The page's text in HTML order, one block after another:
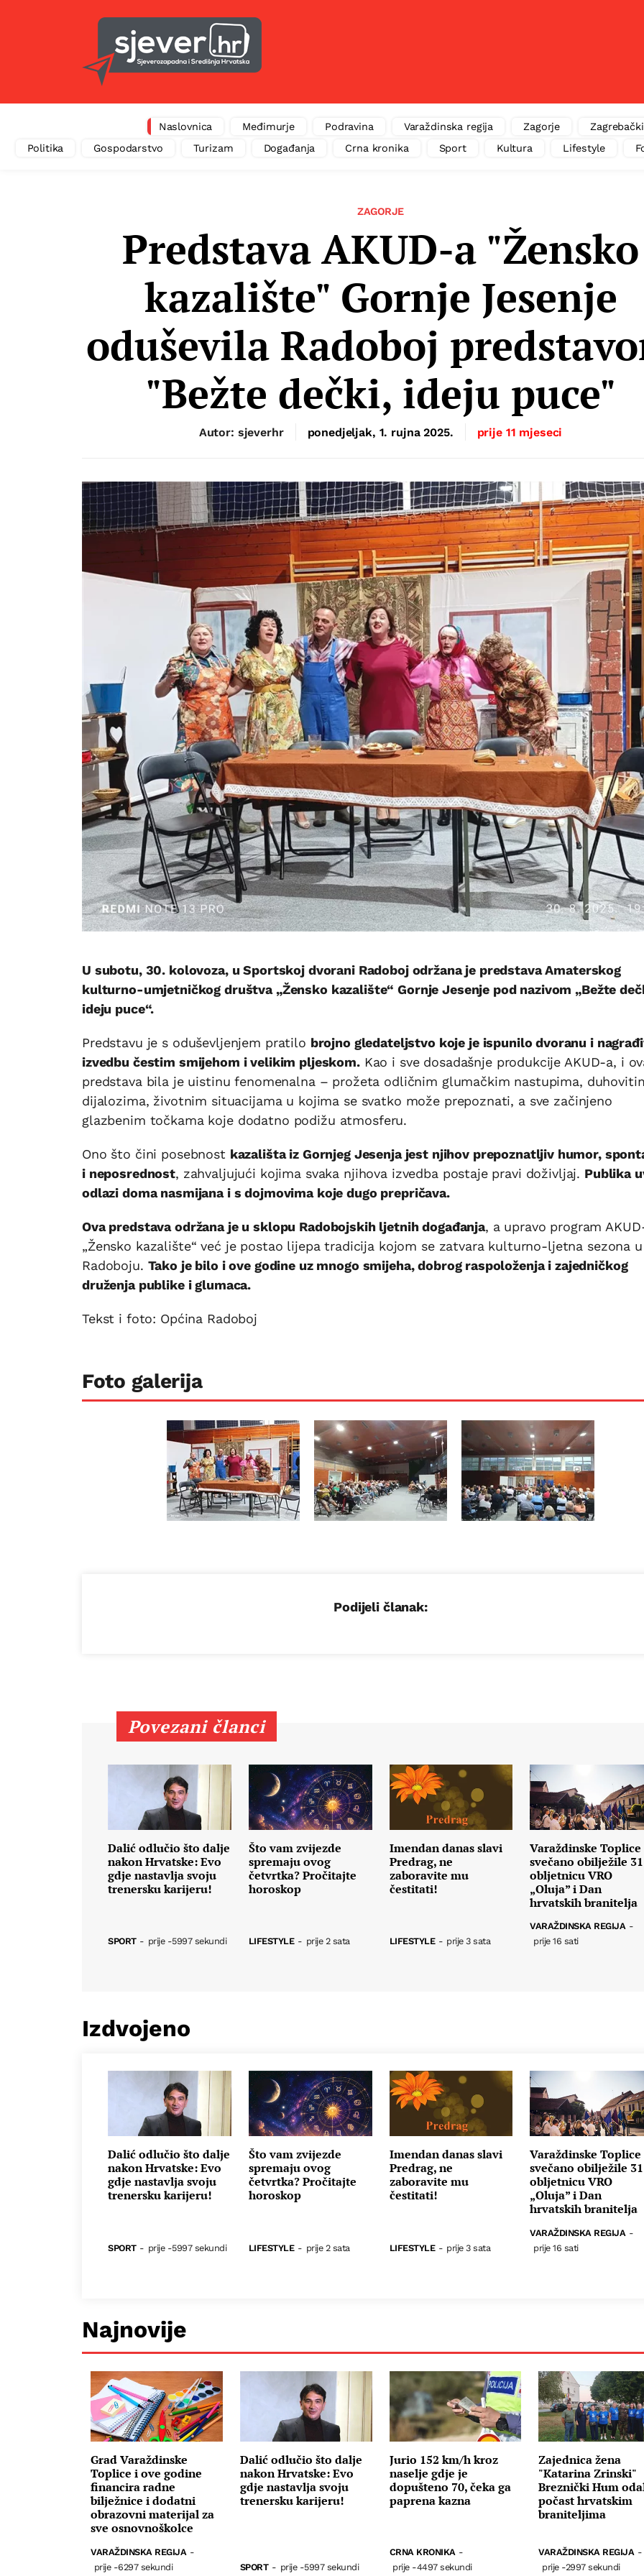
Naslovnica Međimurje Podravina Varaždinska regija Zagorje
Politika
Gospodarstvo Turizam Događanja Crna kronika Sport Kultura Lifestyle
ZAGORJE
Predstava AKUD-a "Žensko
kazalište" Gornje Jesenje
oduševila Radoboj
"Bežte dečki, ideju puce"
Autor: sjeverhr ponedjeljak, 1. rujna 2025. prije 11 mjeseci
U subotu, 30. kolovoza, u Sportskoj dvorani Radoboj održana je predstava Amaterskog
kulturno-umjetničkog društva „Žensko kazalište“ Gornje Jesenje pod nazivom „Bežte
ideju puce“.
Predstavu je s oduševljenjem pratilo brojno gledateljstvo koje je ispunilo dvoranu i
izvedbu čestim smijehom i velikim pljeskom.Kao i sve dosadašnje produkcije AKUD-a, i
predstava bila je uistinu fenomenalna – prožeta odličnim glumačkim nastupima,
dijalozima, životnim situacijama u kojima se svatko može prepoznati, a sve začinjeno
glazbenim točkama koje dodatno podižu atmosferu.
Ono što čini posebnost kazališta iz Gornjeg Jesenja jest njihov prepoznatljiv humor,
i neposrednost, zahvaljujući kojima svaka njihova izvedba postaje pravi doživljaj. Publika
odlazi doma nasmijana i s dojmovima koje dugo prepričava.
Ova predstava održana je u sklopu Radobojskih ljetnih događanja, a upravo program
„Žensko kazalište“ već je postao lijepa tradicija kojom se zatvara kulturno-ljetna sezona u
Radoboju. Tako je bilo i ove godine uz mnogo smijeha, dobrog raspoloženja i zajedničkog
druženja publike i glumaca.
Tekst i foto: Općina Radoboj
Foto galerija
Podijeli članak:
Povezani članci
Dalić odlučio što dalje
nakon Hrvatske: Evo
gdje nastavlja svoju
trenersku karijeru!
SPORT - prije -5997 sekundi
Što vam zvijezde
spremaju ovog
četvrtka? Pročitajte
horoskop
LIFESTYLE - prije 2 sata
Imendan danas slavi
Predrag, ne
zaboravite mu
čestitati!
LIFESTYLE - prije 3 sata
Varaždinske Toplice
svečano obilježile
obljetnicu VRO
„Oluja” i Dan
hrvatskih branitelja
VARAŽDINSKA REGIJA -
prije 16 sati
Izdvojeno
Dalić odlučio što dalje
nakon Hrvatske: Evo
gdje nastavlja svoju
trenersku karijeru!
SPORT - prije -5997 sekundi
Što vam zvijezde
spremaju ovog
četvrtka? Pročitajte
horoskop
LIFESTYLE - prije 2 sata
Imendan danas slavi
Predrag, ne
zaboravite mu
čestitati!
LIFESTYLE - prije 3 sata
Varaždinske Toplice
svečano obilježile
obljetnicu VRO
„Oluja” i Dan
hrvatskih branitelja
VARAŽDINSKA REGIJA -
prije 16 sati
Najnovije
Grad Varaždinske
Toplice i ove godine
financira radne
bilježnice i dodatni
obrazovni materijal za
sve osnovnoškolce
VARAŽDINSKA REGIJA -
prije -6297 sekundi
Dalić odlučio što dalje
nakon Hrvatske: Evo
gdje nastavlja svoju
trenersku karijeru!
SPORT - prije -5997 sekundi
Jurio 152 km/h kroz
naselje gdje je
dopušteno 70, čeka ga
paprena kazna
CRNA KRONIKA -
prije -4497 sekundi
Zajednica žena
"Katarina Zrinski"
Breznički Hum
počast hrvatskim
braniteljima
VARAŽDINSKA REGIJA -
prije -2997 sekundi